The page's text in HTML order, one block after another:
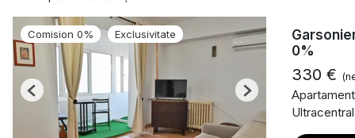
Comision 0% Exclusivitate
Previous Next
0%
330 €